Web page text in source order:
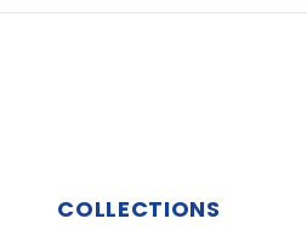
COLLECTIONS